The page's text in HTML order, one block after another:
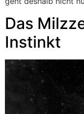
Das
Instinkt